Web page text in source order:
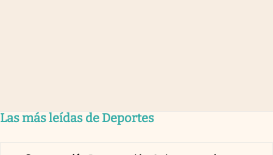
Las más leídas de Deportes